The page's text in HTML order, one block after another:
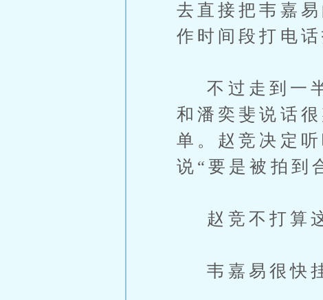
去直接把韦嘉
作时间段打电
不过走到一半
和潘奕斐说话
单。赵竞决定
说“要是被拍到
赵竞不打算这
韦嘉易很快挂